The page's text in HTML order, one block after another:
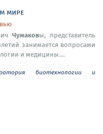
мире
Чумаковы, представитель
занимается вопросами
и медицины....
биотехнологии и